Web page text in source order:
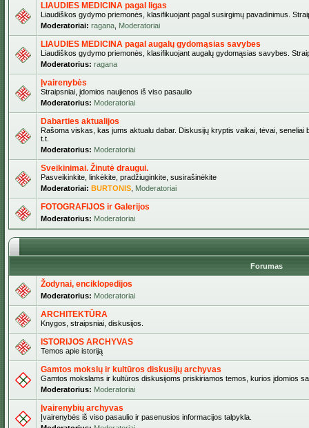
LIAUDIES MEDICINA pagal ligas
Liaudiškos gydymo priemonės, klasifikuojant pagal susirgimų pavadinimus.
Moderatoriai: ragana Moderatoriai
LIAUDIES MEDICINA pagal augalų gydomąsias savybes
Liaudiškos gydymo priemonės, klasifikuojant augalų gydomąsias savybes.
Moderatorius: ragana
Įvairenybės
Straipsniai, įdomios naujienos iš viso pasaulio
Moderatorius: Moderatoriai
Dabarties aktualijos
Rašoma viskas, kas jums aktualu dabar. Diskusijų kryptis vaikai, tėvai, seneliai
t.t.
Moderatorius: Moderatoriai
Sveikinimai. Žinutė draugui.
Pasveikinkite, linkėkite, pradžiuginkite, susirašinėkite
Moderatoriai: BURTONIS Moderatoriai
FOTOGRAFIJOS ir Galerijos
Moderatorius: Moderatoriai
Forumas
Žodynai, enciklopedijos
Moderatorius: Moderatoriai
ARCHITEKTŪRA
Knygos, straipsniai, diskusijos.
ISTORIJOS ARCHYVAS
Temos apie istoriją
Gamtos mokslų ir kultūros diskusijų archyvas
Gamtos mokslams ir kultūros diskusijoms priskiriamos temos, kurios įdomios
Moderatorius: Moderatoriai
Įvairenybių archyvas
Įvairenybės iš viso pasaulio ir pasenusios informacijos talpykla.